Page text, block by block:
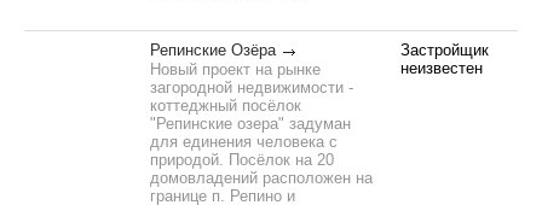
Репинские Озёра
Новый проект на рынке
загородной недвижимости -
коттеджный посёлок
"Репинские озера" задуман
для единения человека с
природой. Посёлок на 20
домовладений расположен на
границе п. Репино и
Застройщик
неизвестен